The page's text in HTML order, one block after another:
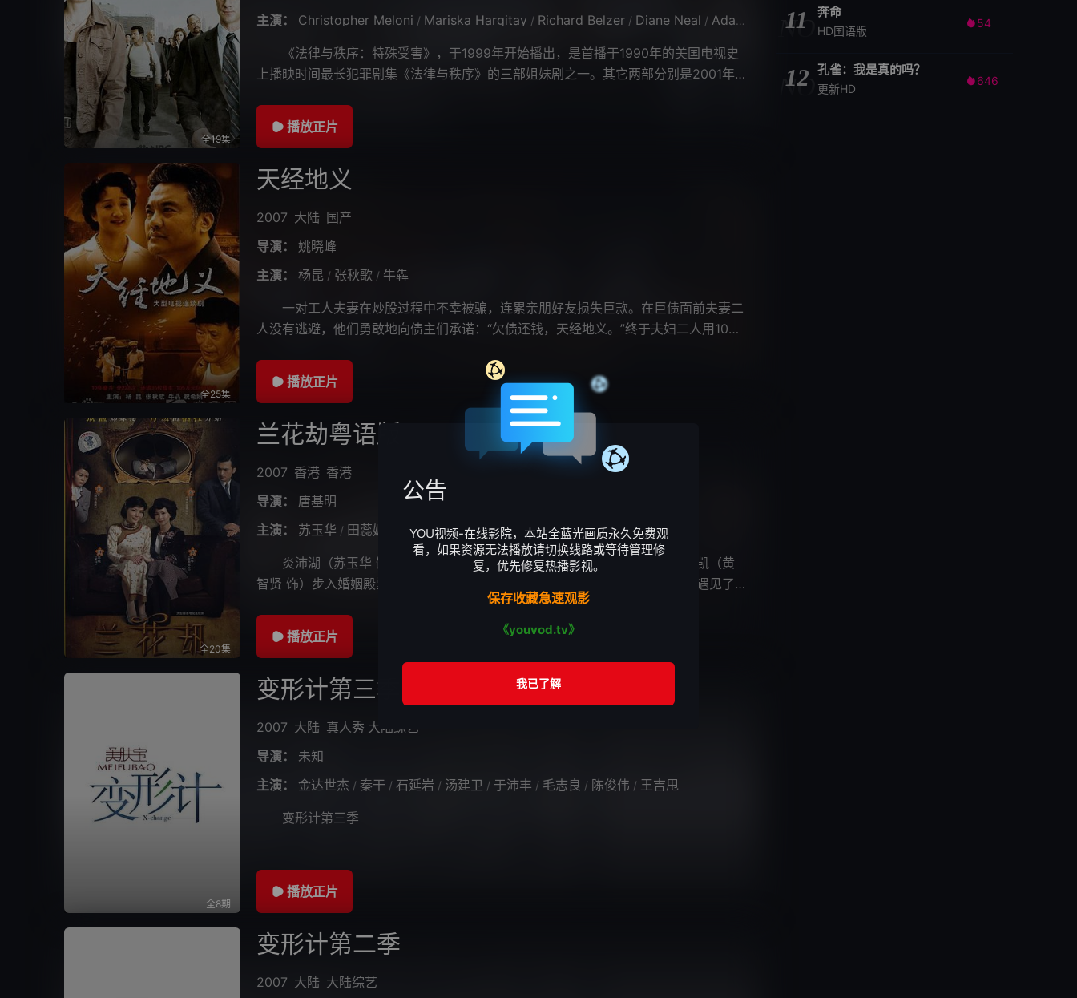
全19集
主演：
Christopher Meloni / Mariska Hargitay / Richard Belzer / Diane Neal / Adam Beach / Tamara Tunie
《法律与秩序：特殊受害》，于1999年开始播出，是首播于1990年的美国电视史
上播映时间最长犯罪剧集《法律与秩序》的三部姐妹剧之一。其它两部分别是2001年
播放正片
全25集
天经地义
2007 大陆 国产
导演：
姚晓峰
主演：
杨昆 / 张秋歌 / 牛犇
一对工人夫妻在炒股过程中不幸被骗，连累亲朋好友损失巨款。在巨债面前夫妻二
人没有逃避，他们勇敢地向债主们承诺：“欠债还钱，天经地义。”终于夫妇二人用10年
播放正片
全20集
兰花劫粤语版
2007 香港 香港
导演：
唐基明
主演：
苏玉华 / 田蕊妮 陈锦鸿 / 唐宁
炎沛湖（苏玉华 饰）是含着金汤匙出生的千金大小姐，在即将和恋人张至凯（黄
智贤 饰）步入婚姻殿堂之际，她被控谋杀而关入了监狱，之后，炎沛湖意外的遇见了
失散多年的妹妹苏菲（唐宁 饰）和大姐江丽雅（田蕊
播放正片
全8期
变形计第三季
2007 大陆 真人秀 大陆综艺
导演：
未知
主演：
金达世杰 / 秦干 / 石延岩 / 汤建卫 / 于沛丰 / 毛志良 / 陈俊伟 / 王吉甩
变形计第三季
播放正片
变形计第二季
2007 大陆 大陆综艺
NO
11 奔命
HD国语版
 54
NO
12 孔雀：我是真的吗？
更新HD
 646
公告
YOU视频-在线影院，本站全蓝光画质永久免费观
看，如果资源无法播放请切换线路或等待管理修
复，优先修复热播影视。
保存收藏急速观影
《youvod.tv》